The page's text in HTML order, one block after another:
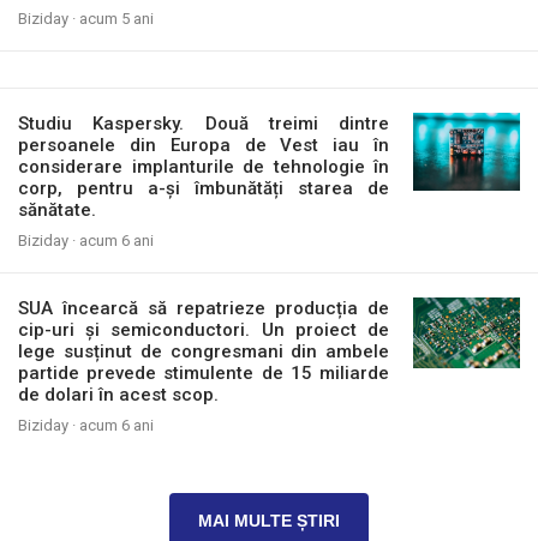
Biziday · acum 5 ani
Studiu Kaspersky. Două treimi dintre
persoanele din Europa de Vest iau în
considerare implanturile de tehnologie în
corp, pentru a-și îmbunătăți starea de
sănătate.
Biziday · acum 6 ani
SUA încearcă să repatrieze producția de
cip-uri și semiconductori. Un proiect de
lege susținut de congresmani din ambele
partide prevede stimulente de 15 miliarde
de dolari în acest scop.
Biziday · acum 6 ani
MAI MULTE ȘTIRI